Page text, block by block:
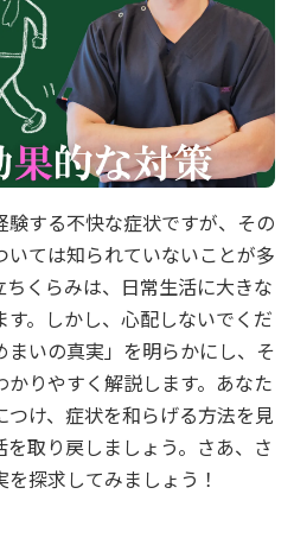
する不快な症状ですが、その
ては知られていないことが多
くらみは、日常生活に大きな
。しかし、心配しないでくだ
まいの真実」を明らかにし、そ
りやすく解説します。あなた
け、症状を和らげる方法を見
取り戻しましょう。さあ、さ
探求してみましょう！